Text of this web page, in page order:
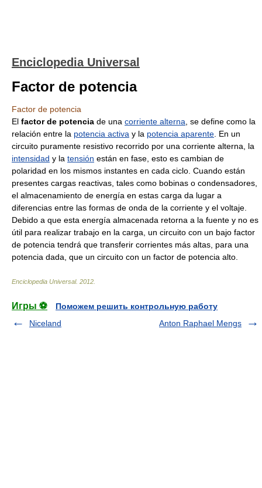
Enciclopedia Universal
Factor de potencia
Factor de potencia
El factor de potencia de una corriente alterna , se define como la
relación entre la potencia activa y la potencia aparente . En un
circuito puramente resistivo recorrido por una corriente alterna, la
intensidad y la tensión están en fase, esto es cambian de
polaridad en los mismos instantes en cada ciclo. Cuando están
presentes cargas reactivas, tales como bobinas o condensadores,
el almacenamiento de energía en estas carga da lugar a
diferencias entre las formas de onda de la corriente y el voltaje.
Debido a que esta energía almacenada retorna a la fuente y no es
útil para realizar trabajo en la carga, un circuito con un bajo factor
de potencia tendrá que transferir corrientes más altas, para una
potencia dada, que un circuito con un factor de potencia alto.
Enciclopedia Universal. 2012
Игры ⚽
Поможем решить контрольную работу
Niceland
Anton Raphael Mengs